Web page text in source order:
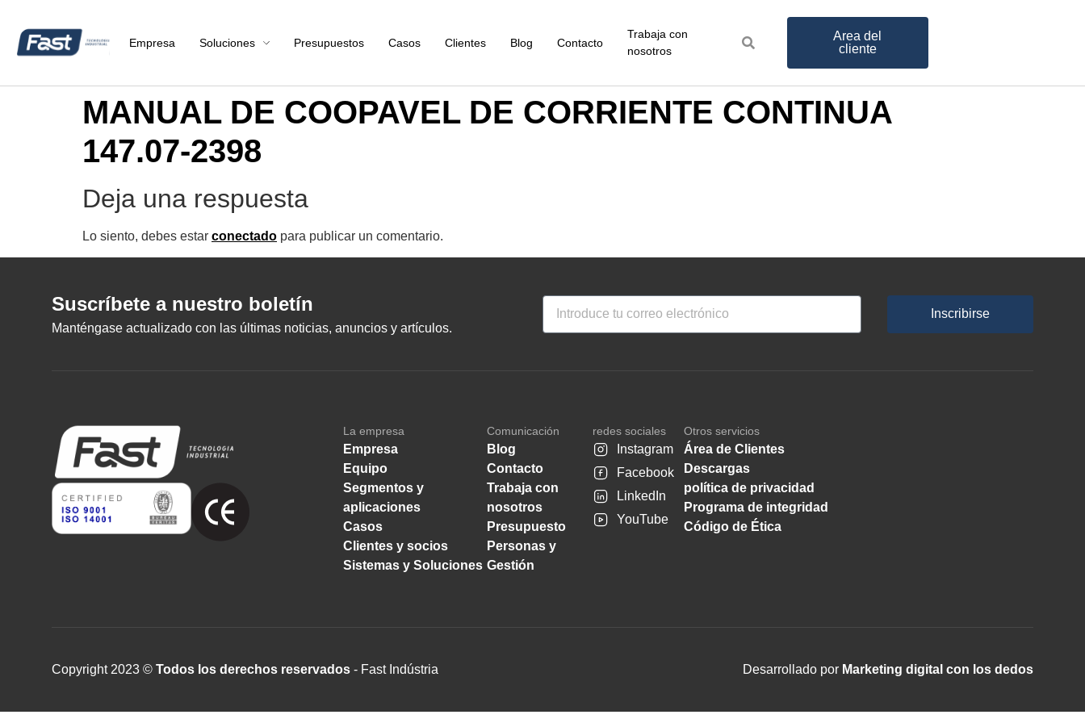
Empresa Soluciones Presupuestos Casos Clientes Blog Contacto
Trabaja con
nosotros
Area del
cliente
MANUAL DE COOPAVEL DE CORRIENTE CONTINUA
147.07-2398
Deja una respuesta
Lo siento, debes estar conectado para publicar un comentario.
Suscríbete a nuestro boletín
Manténgase actualizado con las últimas noticias, anuncios y artículos.
Inscribirse
La empresa
Empresa
Equipo
Segmentos y
aplicaciones
Casos
Clientes y socios
Sistemas y Soluciones
Comunicación
Blog
Contacto
Trabaja con
nosotros
Presupuesto
Personas y
Gestión
redes sociales
Instagram
Facebook
LinkedIn
YouTube
Otros servicios
Área de Clientes
Descargas
política de privacidad
Programa de integridad
Código de Ética
Copyright 2023 © Todos los derechos reservados - Fast Indústria Desarrollado por Marketing digital con los dedos